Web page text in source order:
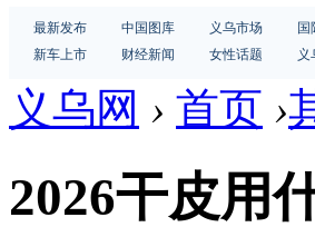
最新发布 中国图库 义乌市场 国
新车上市
财经新闻 女性话题 义
义乌网 › 首页 ›
2026干皮用